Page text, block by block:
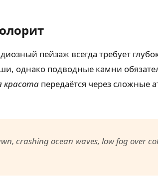
пейзаж всегда требует
однако подводные камни
красота передаётся через сложные
crashing ocean waves, low fog over